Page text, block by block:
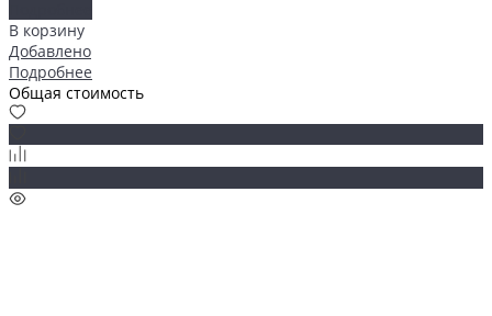
В корзину
Добавлено
Подробнее
Общая стоимость